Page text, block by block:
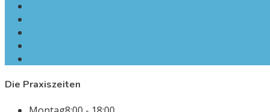
Die Praxiszeiten